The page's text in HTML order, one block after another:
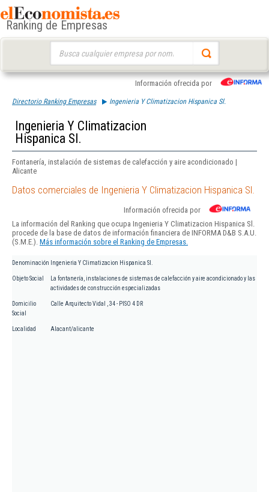
Ranking de Empresas
Información ofrecida por
Directorio Ranking Empresas Ingenieria Y Climatizacion Hispanica Sl.
Ingenieria Y Climatizacion
Hispanica Sl.
Fontanería, instalación de sistemas de calefacción y aire acondicionado |
Alicante
Datos comerciales de Ingenieria Y Climatizacion Hispanica Sl.
Información ofrecida por
La información del Ranking que ocupa Ingenieria Y Climatizacion Hispanica Sl.
procede de la base de datos de información financiera de INFORMA D&B S.A.U.
(S.M.E.). Más información sobre el Ranking de Empresas.
Denominación Ingenieria Y Climatizacion Hispanica Sl.
Objeto Social
La fontanería, instalaciones de sistemas de calefacción y aire acondicionado y las
actividades de construcción especializadas
Domicilio
Social
Calle Arquitecto Vidal , 34 - PISO 4 DR
Localidad Alacant/alicante